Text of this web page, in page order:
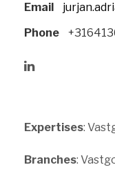
Email
Phone
Expertises:
Branches: